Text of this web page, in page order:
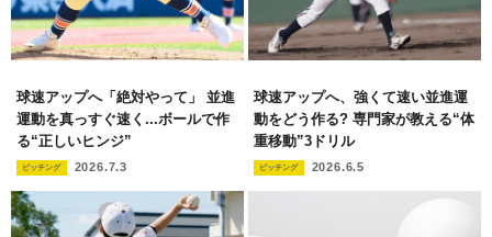
球速アップへ「絶対やって」 並進
運動を真っすぐ速く...ボールで作
る“正しいヒンジ”
ピッチング 2026.7.3
球速アップへ、強くて速い並進運
動をどう作る? 専門家が教える“体
重移動”3ドリル
ピッチング 2026.6.5